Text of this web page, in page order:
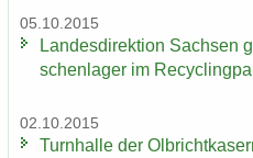
05.10.2015
Lan­des­di­rek­ti­on Sach­sen
schen­la­ger im
02.10.2015
Turn­hal­le der